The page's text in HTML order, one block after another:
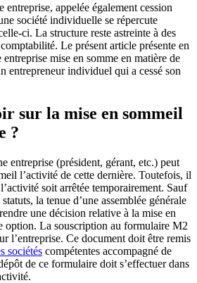
entreprise, appelée également cession
société individuelle se répercute
ci. La structure reste astreinte à des
Le présent article présente en
mise en somme en matière de
entrepreneur individuel qui a cessé son
sur la mise en sommeil
?
entreprise (président, gérant, etc.) peut
l’activité de cette dernière. Toutefois, il
soit arrêtée temporairement. Sauf
la tenue d’une assemblée générale
une décision relative à la mise en
option. La souscription au formulaire M2
l’entreprise. Ce document doit être remis
sociétés compétentes accompagné de
de ce formulaire doit s’effectuer dans